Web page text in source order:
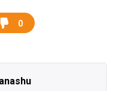
0